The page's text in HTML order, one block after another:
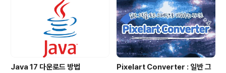
요? 이 디자인이 예쁘다면 사용하면 되겠지만, 그렇지 않으
면 CSS를 싹 바꿔야 할지도 모릅니..
Java 17 다운로드 방법
Pixelart Converter : 일반 그